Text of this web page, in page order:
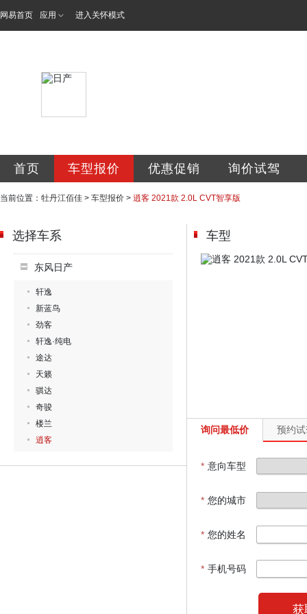
网易首页 应用 进入关怀模式
首页 车型报价 优惠促销 询价试驾
当前位置： 牡丹江佰佳 > 车型报价 > 逍客 2021款 2.0L CVT智享版
选择车系
东风日产
轩逸
新蓝鸟
劲客
轩逸·纯电
途达
天籁
骐达
奇骏
楼兰
逍客
车型
询问最低价 预约
* 意向车型
* 您的城市
* 您的姓名
* 手机号码
获